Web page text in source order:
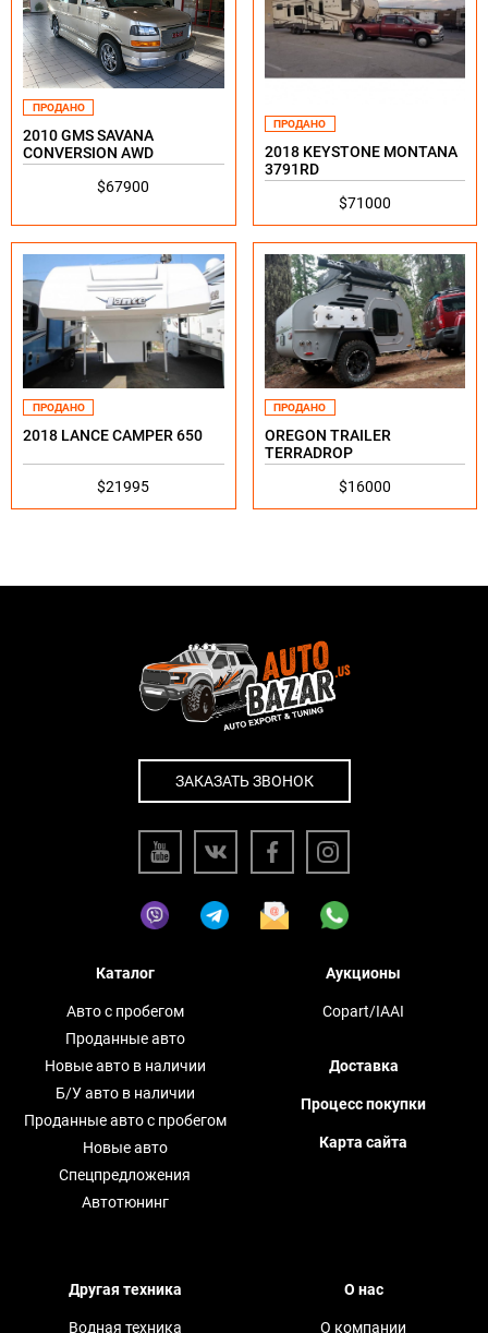
ПРОДАНО
2010 GMS SAVANA
CONVERSION AWD
$67900
ПРОДАНО
2018 KEYSTONE MONTANA
3791RD
$71000
ПРОДАНО
2018 LANCE CAMPER 650
$21995
ПРОДАНО
OREGON TRAILER
TERRADROP
$16000
ЗАКАЗАТЬ ЗВОНОК
Каталог
Авто с пробегом
Проданные авто
Новые авто в наличии
Б/У авто в наличии
Проданные авто с пробегом
Новые авто
Спецпредложения
Автотюнинг
Аукционы
Copart/IAAI
Доставка
Процесс покупки
Карта сайта
Другая техника
Водная техника
О нас
О компании